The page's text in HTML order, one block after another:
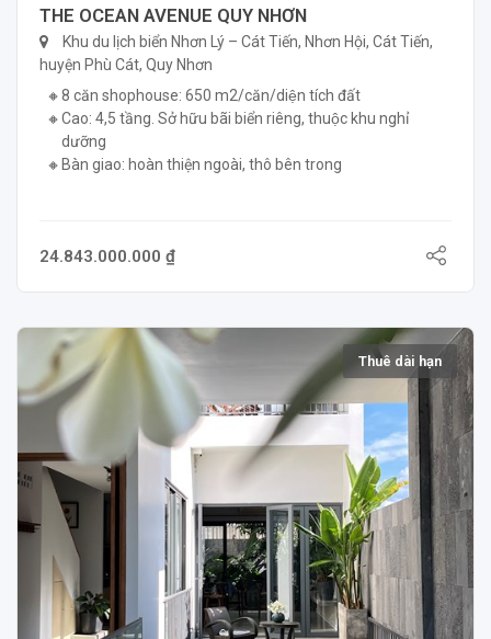
THE OCEAN AVENUE QUY NHƠN
Khu du lịch biển Nhơn Lý – Cát Tiến, Nhơn Hội, Cát Tiến,
huyện Phù Cát, Quy Nhơn
8 căn shophouse: 650 m2/căn/diện tích đất
Cao: 4,5 tầng. Sở hữu bãi biển riêng, thuộc khu nghỉ
dưỡng
Bàn giao: hoàn thiện ngoài, thô bên trong
24.843.000.000 ₫
Thuê dài hạn